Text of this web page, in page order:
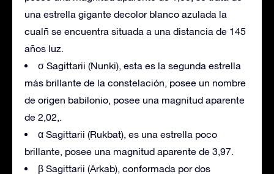
una estrella gigante decolor blanco azulada la
cualñ se encuentra situada a una distancia de 145
años luz.
σ Sagittarii (Nunki), esta es la segunda estrella
más brillante de la constelación, posee un nombre
de origen babilonio, posee una magnitud aparente
de 2,02,.
α Sagittarii (Rukbat), es una estrella poco
brillante, posee una magnitud aparente de 3,97.
β Sagittarii (Arkab), conformada por dos